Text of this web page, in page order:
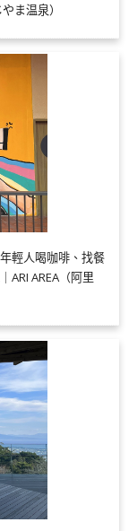
ま温泉）
輕人喝咖啡、找餐
ARI AREA（阿里